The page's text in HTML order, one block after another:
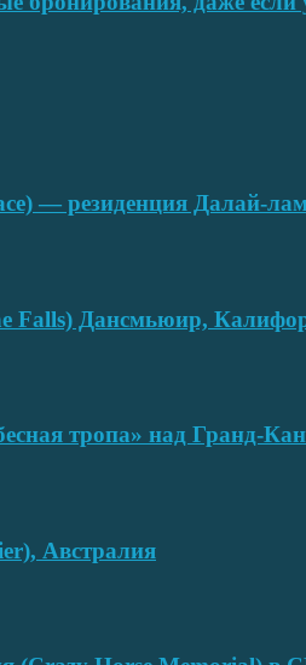
— резиденция Далай-
Falls) Дансмьюир,
тропа» над Гранд-
Австралия